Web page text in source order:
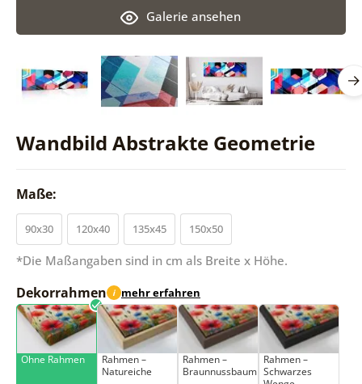
Wandbild Abstrakte Geometrie
Galerie ansehen
Maße:
90x30 120x40 135x45 150x50
*Die Maßangaben sind in cm als Breite x Höhe.
Dekorrahmen i mehr erfahren
Ohne Rahmen
Rahmen –
Natureiche
Rahmen –
Braunnussbaum
Rahmen –
Schwarzes